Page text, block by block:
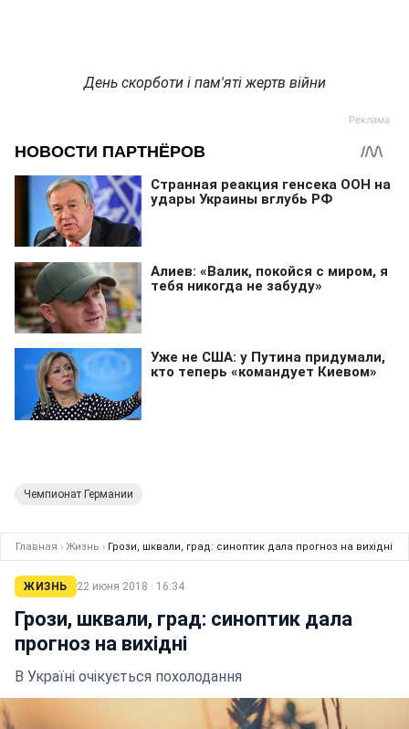
День скорботи і пам'яті жертв війни
Чемпионат Германии
Главная › Жизнь › Грози, шквали, град: синоптик дала прогноз на вихідні
ЖИЗНЬ 22 июня 2018 · 16:34
Грози, шквали, град: синоптик дала
прогноз на вихідні
В Україні очікується похолодання